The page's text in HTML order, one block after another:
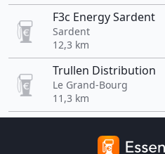
F3c Energy Sardent
Sardent
12,3 km
Trullen Distribution
Le Grand-Bourg
11,3 km